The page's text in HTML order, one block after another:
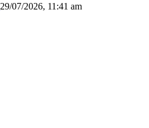
29/07/2026, 11:41 am